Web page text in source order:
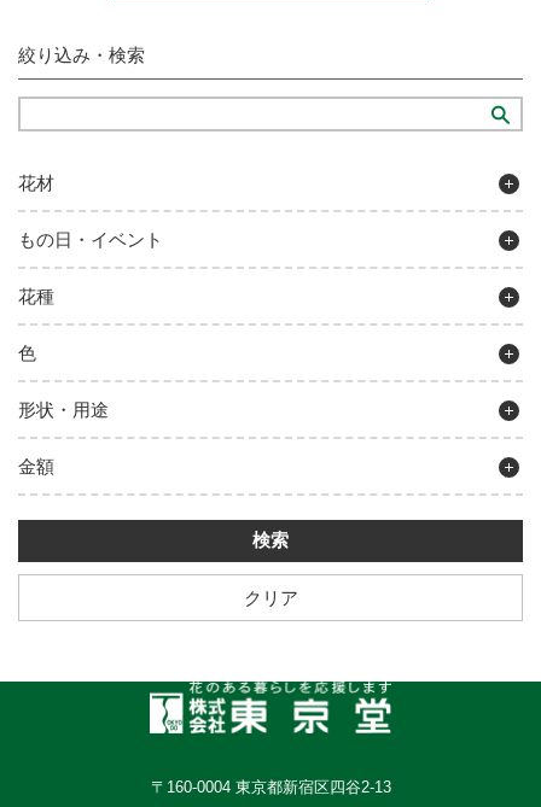
絞り込み・検索
花材
もの日・イベント
花種
色
形状・用途
金額
クリア
〒160-0004 東京都新宿区四谷2-13